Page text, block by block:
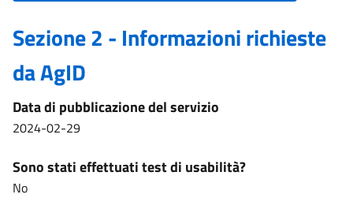
Sezione 2 - Informazioni richieste
da AgID
Data di pubblicazione del servizio
2024-02-29
Sono stati effettuati test di usabilità?
No